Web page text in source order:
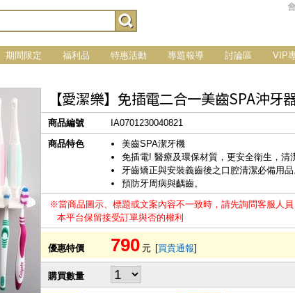
期間限定 福利品 特惠活動 專題報導 討論區 VIP
【愛潔樂】免插電二合一美齒SPA沖牙
商品編號
IA0701230040821
商品特色
美齒SPA潔牙機
免插電! 醫療及環保材質，更安全衛生，清
牙齒矯正與安裝義齒後之口腔清潔必備用品
預防牙周病與齵齒。
※當商品圖示、標題或文案內容不一致時，請先詢問客服人
本平台保留接受訂單與否的權利
優惠特價 790 元 [買貴通報]
購買數量